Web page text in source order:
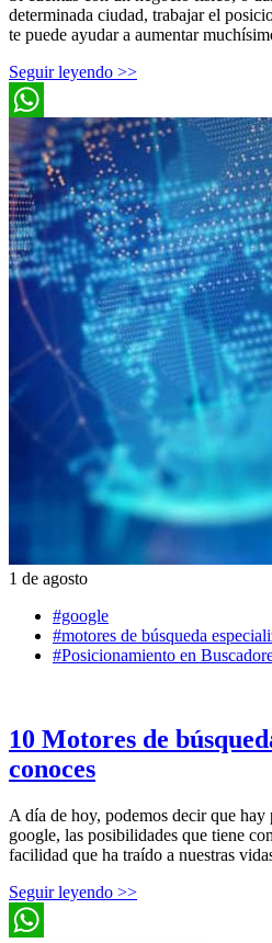
determinada ciudad, trabajar el
te puede ayudar a aumentar
Seguir leyendo >>
WhatsApp
1 de agosto
#google
#motores de búsqueda
#Posicionamiento en
10 Motores de
conoces
A día de hoy, podemos decir que hay
google, las posibilidades que tiene
facilidad que ha traído a nuestras
Seguir leyendo >>